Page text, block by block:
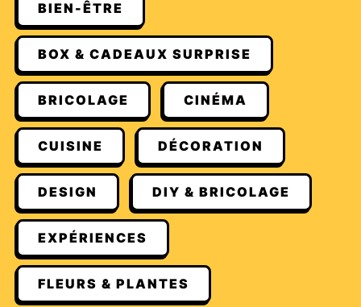
BIEN-ÊTRE
BOX & CADEAUX SURPRISE
BRICOLAGE CINÉMA
CUISINE DÉCORATION
DESIGN DIY & BRICOLAGE
EXPÉRIENCES
FLEURS & PLANTES